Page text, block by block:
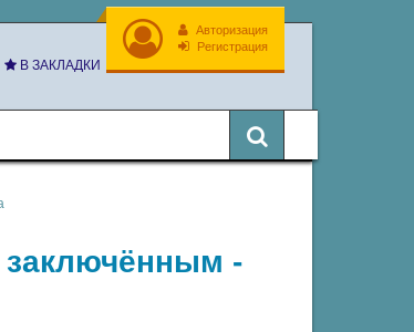
Авторизация
Регистрация
В ЗАКЛАДКИ
заключённым -